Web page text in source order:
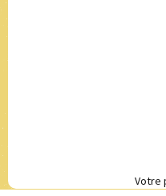
Votre